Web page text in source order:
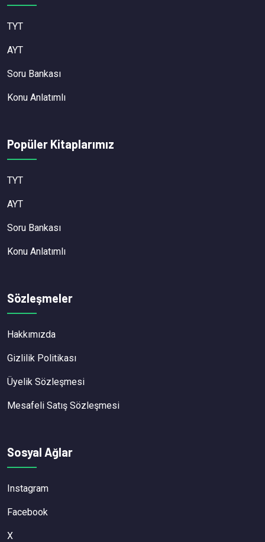
TYT
AYT
Soru Bankası
Konu Anlatımlı
Popüler Kitaplarımız
TYT
AYT
Soru Bankası
Konu Anlatımlı
Sözleşmeler
Hakkımızda
Gizlilik Politikası
Üyelik Sözleşmesi
Mesafeli Satış Sözleşmesi
Sosyal Ağlar
Instagram
Facebook
X